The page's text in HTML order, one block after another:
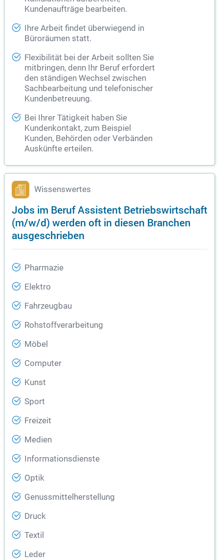
Kundenaufträge bearbeiten.
Ihre Arbeit findet überwiegend in
Büroräumen statt.
Flexibilität bei der Arbeit sollten Sie
mitbringen, denn Ihr Beruf erfordert
den ständigen Wechsel zwischen
Sachbearbeitung und telefonischer
Kundenbetreuung.
Bei Ihrer Tätigkeit haben Sie
Kundenkontakt, zum Beispiel
Kunden, Behörden oder Verbänden
Auskünfte erteilen.
Wissenswertes
Jobs im Beruf Assistent Betriebswirtschaft
(m/w/d) werden oft in diesen Branchen
ausgeschrieben
Pharmazie
Elektro
Fahrzeugbau
Rohstoffverarbeitung
Möbel
Computer
Kunst
Sport
Freizeit
Medien
Informationsdienste
Optik
Genussmittelherstellung
Druck
Textil
Leder